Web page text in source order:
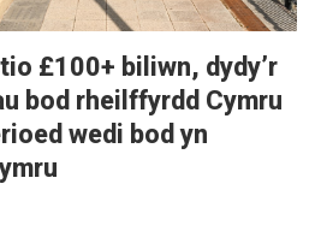
£100+ biliwn, dydy’r
bod rheilffyrdd Cymru
wedi bod yn